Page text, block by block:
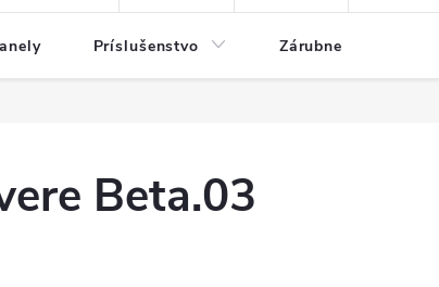
Príslušenstvo Zárubne
Beta.03